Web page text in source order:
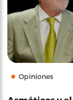
Opiniones